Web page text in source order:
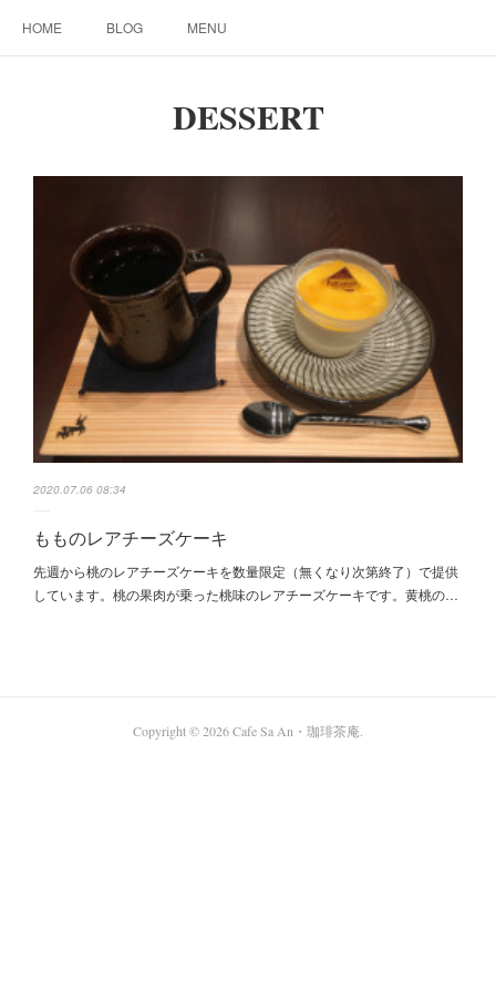
HOME BLOG MENU
DESSERT
2020.07.06 08:34
もものレアチーズケーキ
先週から桃のレアチーズケーキを数量限定（無くなり次第終了）で提供
しています。桃の果肉が乗った桃味のレアチーズケーキです。黄桃の…
Copyright ©2026Cafe Sa An・珈琲茶庵